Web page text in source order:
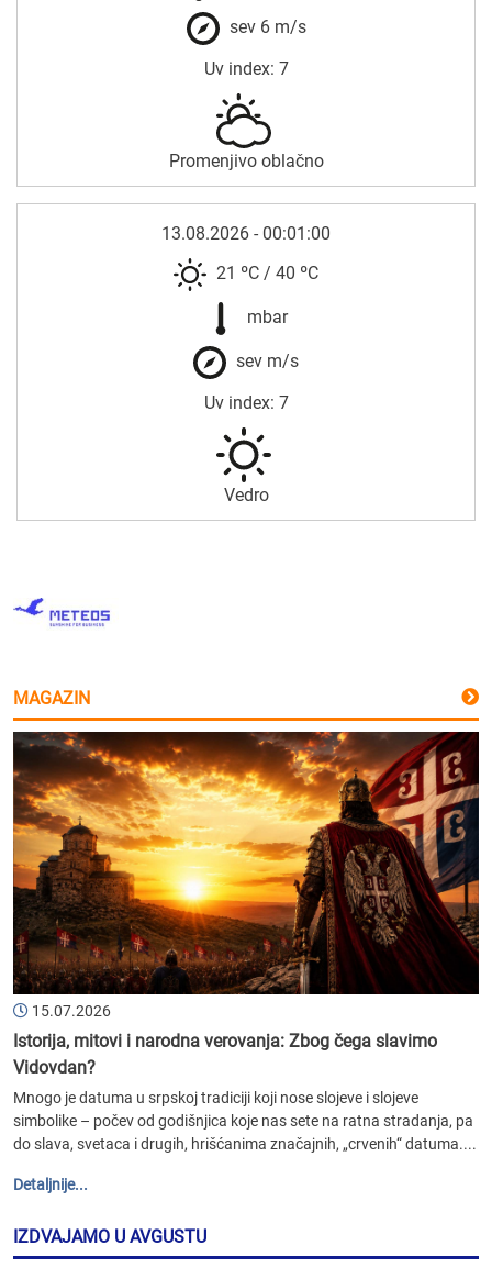
sev 6 m/s
Uv index: 7
Promenjivo oblačno
13.08.2026 - 00:01:00
21 ºC / 40 ºC
mbar
sev m/s
Uv index: 7
Vedro
MAGAZIN
15.07.2026
Istorija, mitovi i narodna verovanja: Zbog čega slavimo
Vidovdan?
Mnogo je datuma u srpskoj tradiciji koji nose slojeve i slojeve
simbolike – počev od godišnjica koje nas sete na ratna stradanja, pa
do slava, svetaca i drugih, hrišćanima značajnih, „crvenih“ datuma....
Detaljnije...
IZDVAJAMO U AVGUSTU